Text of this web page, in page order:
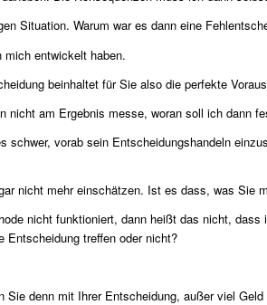
Situation. Warum war es dann eine
mich entwickelt haben.
beinhaltet für Sie also die perfekte
nicht am Ergebnis messe, woran soll ich dann
schwer, vorab sein Entscheidungshandeln
nicht mehr einschätzen. Ist es dass, was Sie
nicht funktioniert, dann heißt das nicht,
Entscheidung treffen oder nicht?
Sie denn mit Ihrer Entscheidung, außer viel